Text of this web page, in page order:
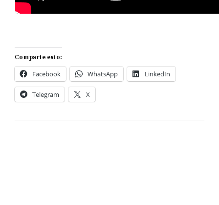
Comparte esto:
Facebook WhatsApp LinkedIn
Telegram X